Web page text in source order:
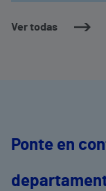
Ver todas
Ponte en